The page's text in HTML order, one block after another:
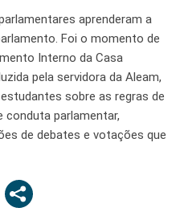
aprenderam a
Foi o momento de
Interno da Casa
pela servidora da Aleam,
sobre as regras de
conduta parlamentar,
de debates e votações que